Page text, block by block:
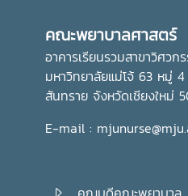
ต่อไปอย่างไรก็ตาม พิธีถวายเที
ส่งเสริมศิลปวัฒนธรรม มหาวิทย
คณะพยาบาลศาสตร์
อาคารเรียนรวมสาขาวิศว
มหาวิทยาลัยแม่โจ้ 63 หมู่
สันทราย จังหวัดเชียงใหม่
E-mail :